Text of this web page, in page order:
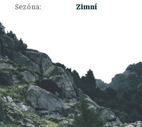
Sezóna: Zimní
á
p
a
t
í